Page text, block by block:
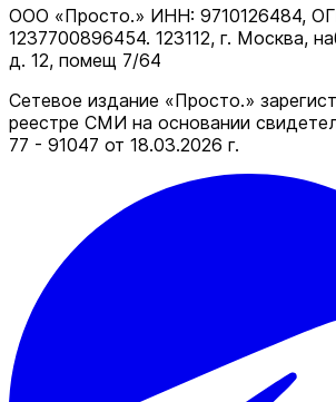
ООО «Просто.» ИНН: 9710126484,
1237700896454. 123112, г. Москва,
д. 12, помещ 7/64
Сетевое издание «Просто.»
реестре СМИ на основании
77 - 91047 от 18.03.2026 г.